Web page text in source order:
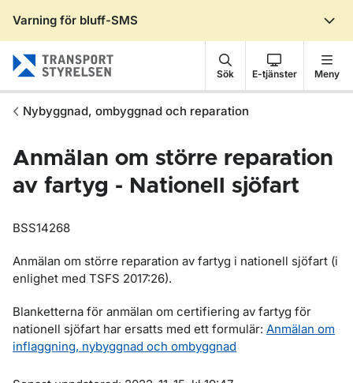
Varning för bluff-SMS
Sök E-tjänster Meny
Nybyggnad, ombyggnad och reparation
Anmälan om större reparation
av fartyg - Nationell sjöfart
BSS14268
Anmälan om större reparation av fartyg i nationell sjöfart (i
enlighet med TSFS 2017:26).
Blanketterna för anmälan om certifiering av fartyg för
nationell sjöfart har ersatts med ett formulär: Anmälan om
inflaggning, nybyggnad och ombyggnad